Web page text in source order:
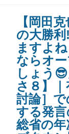
【岡田
の大勝
ますよ
ならオ
しょう
さ８】
討論］で
する発
総省の